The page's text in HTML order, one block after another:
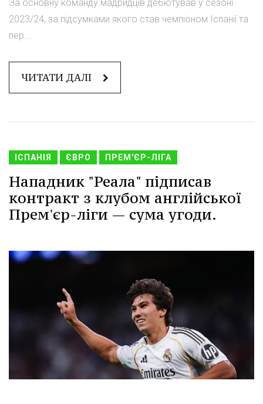
За основну команду мадридців дебютував у сезоні
2023/24, за підсумками якого став чемпіоном Іспанії та
пер...
ЧИТАТИ ДАЛІ
ІСПАНІЯ ЄВРО ПРЕМ'ЄР-ЛІГА
Нападник "Реала" підписав
контракт з клубом англійської
Прем'єр-ліги — сума угоди.